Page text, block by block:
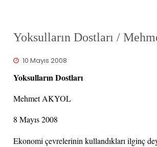
Yoksulların Dostları /
10 Mayıs 2008
Yoksulların Dostları
Mehmet AKYOL
8 Mayıs 2008
Ekonomi çevrelerinin kullandıkları ilginç